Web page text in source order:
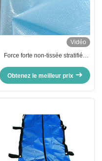
Vidéo
Force forte non-tissée stratifiée
première de tissu pour l'usage
médical
Obtenez le meilleur prix